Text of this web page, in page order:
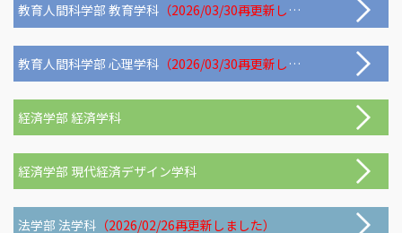
教育人間科学部 教育学科 （2026/03/30再更新しました）
教育人間科学部 心理学科 （2026/03/30再更新しました）
経済学部 経済学科
経済学部 現代経済デザイン学科
法学部 法学科 （2026/02/26再更新しました）